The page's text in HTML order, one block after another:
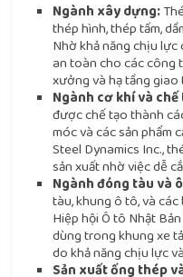
Ngành xây dựng:
thép hình, thép tấm,
Nhờ khả năng chịu
an toàn cho các công
xưởng và hạ tầng giao
Ngành cơ khí và chế
được chế tạo thành
móc và các sản phẩm
Steel Dynamics Inc.,
sản xuất nhờ việc dễ
Ngành đóng tàu và
tàu, khung ô tô, và
Hiệp hội Ô tô Nhật
dùng trong khung xe
do khả năng chịu lực
Sản xuất ống thép